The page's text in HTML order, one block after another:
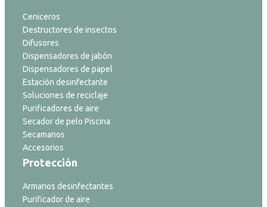
Ceniceros
Destructores de insectos
Difusores
Dispensadores de jabón
Dispensadores de papel
Estación desinfectante
Soluciones de reciclaje
Purificadores de aire
Secador de pelo Piscina
Secamanos
Accesorios
Protección
Armarios desinfectantes
Purificador de aire